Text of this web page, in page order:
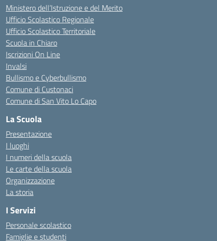
Ministero dell’Istruzione e del Merito
Ufficio Scolastico Regionale
Ufficio Scolastico Territoriale
Scuola in Chiaro
Iscrizioni On Line
Invalsi
Bullismo e Cyberbullismo
Comune di Custonaci
Comune di San Vito Lo Capo
La Scuola
Presentazione
I luoghi
I numeri della scuola
Le carte della scuola
Organizzazione
La storia
I Servizi
Personale scolastico
Famiglie e studenti